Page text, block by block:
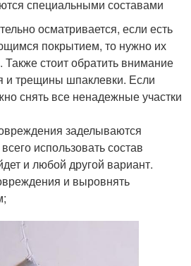
специальными составами
осматривается, если есть
покрытием, то нужно их
Также стоит обратить внимание
и трещины шпаклевки. Если
снять все ненадежные участки
заделываются
использовать состав
и любой другой вариант.
и выровнять